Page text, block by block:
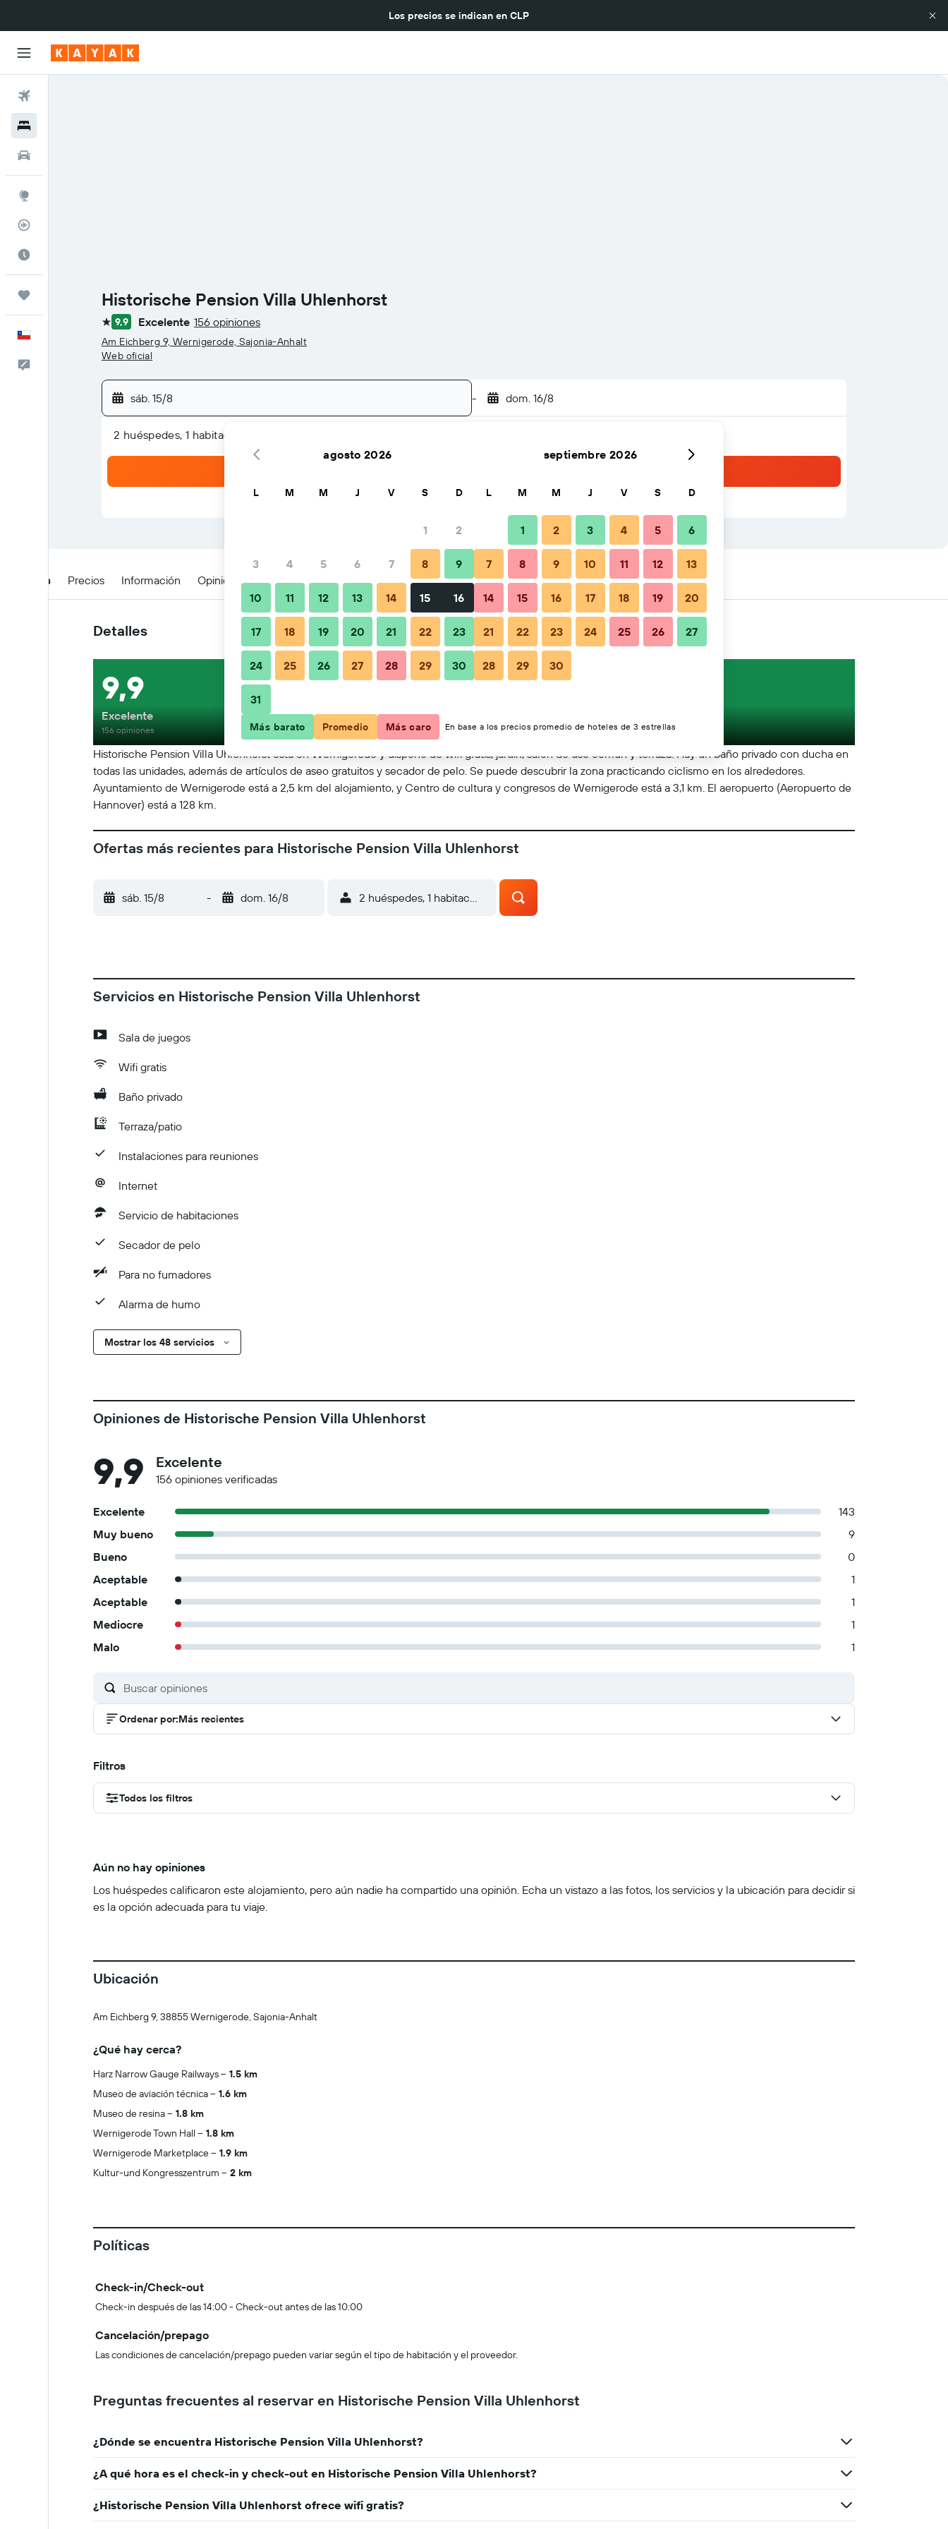
Los precios se indican en CLP
Comentarios
Historische Pension Villa Uhlenhorst
1 estrella
9,9 Excelente 156 opiniones
Am Eichberg 9, Wernigerode, Sajonia-Anhalt
Web oficial
sáb. 15/8 - dom. 16/8
2 huéspedes, 1 habitación
Detalles Precios Información Opiniones Ubicación Consejos y preguntas frecuentes Alojamientos cercanos
Detalles
Historische Pension Villa Uhlenhorst está en Wernigerode y dispone de wifi gratis, jardín, salón de uso común y terraza. Hay un baño privado con ducha en
todas las unidades, además de artículos de aseo gratuitos y secador de pelo. Se puede descubrir la zona practicando ciclismo en los alrededores.
Ayuntamiento de Wernigerode está a 2,5 km del alojamiento, y Centro de cultura y congresos de Wernigerode está a 3,1 km. El aeropuerto (Aeropuerto de
Hannover) está a 128 km.
9,9
Excelente
156 opiniones
Ofertas más recientes para Historische Pension Villa Uhlenhorst
sáb. 15/8 - dom. 16/8 2 huéspedes, 1 habitación
Servicios en Historische Pension Villa Uhlenhorst
Sala de juegos
Wifi gratis
Baño privado
Terraza/patio
Instalaciones para reuniones
Internet
Servicio de habitaciones
Secador de pelo
Para no fumadores
Alarma de humo
Mostrar los 48 servicios
Opiniones de Historische Pension Villa Uhlenhorst
9,9 Excelente
156 opiniones verificadas
Excelente
143
Muy bueno
9
Bueno
0
Aceptable
1
Aceptable
1
Mediocre
1
Malo
1
Ordenar por:Más recientes
Filtros
Todos los filtros
Aún no hay opiniones
Los huéspedes calificaron este alojamiento, pero aún nadie ha compartido una opinión. Echa un vistazo a las fotos, los servicios y la ubicación para decidir si
es la opción adecuada para tu viaje.
Ubicación
Am Eichberg 9, 38855 Wernigerode, Sajonia-Anhalt
¿Qué hay cerca?
Harz Narrow Gauge Railways
1.5 km
Museo de aviación técnica
1.6 km
Museo de resina
1.8 km
Wernigerode Town Hall
1.8 km
Wernigerode Marketplace
1.9 km
Kultur-und Kongresszentrum
2 km
Políticas
Check-in/Check-out
Check-in después de las 14:00 - Check-out antes de las 10:00
Cancelación/prepago
Las condiciones de cancelación/prepago pueden variar según el tipo de habitación y el proveedor.
Preguntas frecuentes al reservar en Historische Pension Villa Uhlenhorst
¿Dónde se encuentra Historische Pension Villa Uhlenhorst?
¿A qué hora es el check-in y check-out en Historische Pension Villa Uhlenhorst?
¿Historische Pension Villa Uhlenhorst ofrece wifi gratis?
agosto 2026
L M M J V S D
1 2
3 4 5 6 7 8 9
10 11 12 13 14 15 16
17 18 19 20 21 22 23
24 25 26 27 28 29 30
31
septiembre 2026
L M M J V S D
1 2 3 4 5 6
7 8 9 10 11 12 13
14 15 16 17 18 19 20
21 22 23 24 25 26 27
28 29 30
Más barato Promedio Más caro En base a los precios promedio de hoteles de 3 estrellas